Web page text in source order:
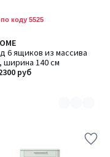
коду 5525
6 ящиков из массива
ширина 140 см
руб